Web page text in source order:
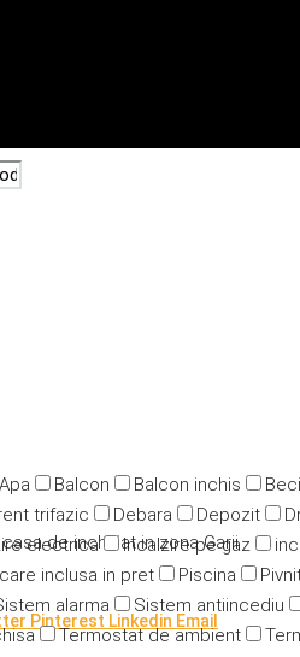
Apa Balcon Balcon inchis Beci
trifazic Debara Depozit
electrica Incalzire pe gaz
inclusa in pret Piscina
alarma Sistem antiincediu
Termostat de ambient
de inchiriat in zona Garii
Pinterest Linkedin Email